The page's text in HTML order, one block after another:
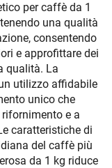
per caffè da 1
una qualità
consentendo
e approfittare dei
qualità. La
utilizzo affidabile
unico che
e a
caratteristiche di
del caffè più
da 1 kg riduce